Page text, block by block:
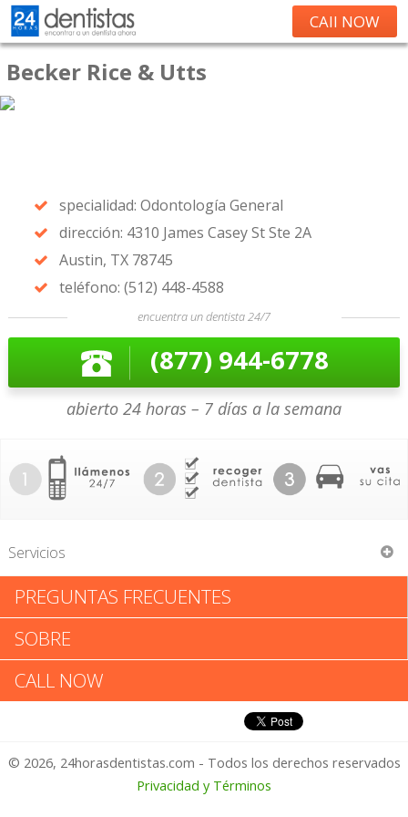
CAll NOW
Becker Rice & Utts
specialidad: Odontología General
dirección: 4310 James Casey St Ste 2A
Austin, TX 78745
teléfono: (512) 448-4588
encuentra un dentista 24/7
(877) 944-6778
abierto 24 horas – 7 días a la semana
Servicios
Becker Rice & Utts
Becker Rice & Utts: Califica tu
Experiencia
1 – No Feliz
PREGUNTAS FRECUENTES
SOBRE
CALL NOW
© 2026, 24horasdentistas.com - Todos los derechos reservados
Privacidad y Términos